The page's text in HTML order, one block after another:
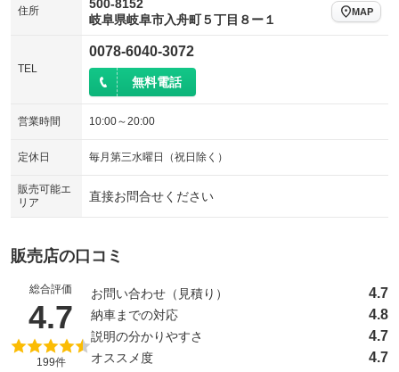
住所
500-8152
岐阜県岐阜市入舟町５丁目８ー１
MAP
TEL
0078-6040-3072
無料電話
営業時間 10:00～20:00
定休日 毎月第三水曜日（祝日除く）
販売可能エ
リア
直接お問合せください
販売店の口コミ
総合評価
4.7 （5点満点中）
199件
お問い合わせ（見積り） 4.7
納車までの対応 4.8
説明の分かりやすさ 4.7
オススメ度 4.7